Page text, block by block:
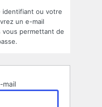
identifiant ou votre
un e-mail
permettant de
mail